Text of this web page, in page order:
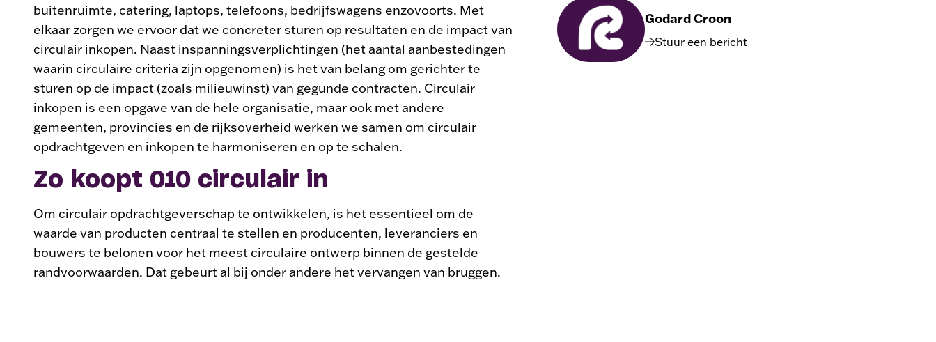
Godard Croon
Stuur een bericht
buitenruimte, catering, laptops, telefoons, bedrijfswagens enzovoorts. Met
elkaar zorgen we ervoor dat we concreter sturen op resultaten en de impact van
circulair inkopen. Naast inspanningsverplichtingen (het aantal aanbestedingen
waarin circulaire criteria zijn opgenomen) is het van belang om gerichter te
sturen op de impact (zoals milieuwinst) van gegunde contracten. Circulair
inkopen is een opgave van de hele organisatie, maar ook met andere
gemeenten, provincies en de rijksoverheid werken we samen om circulair
opdrachtgeven en inkopen te harmoniseren en op te schalen.
Zo koopt 010 circulair in
Om circulair opdrachtgeverschap te ontwikkelen, is het essentieel om de
waarde van producten centraal te stellen en producenten, leveranciers en
bouwers te belonen voor het meest circulaire ontwerp binnen de gestelde
randvoorwaarden. Dat gebeurt al bij onder andere het vervangen van bruggen.